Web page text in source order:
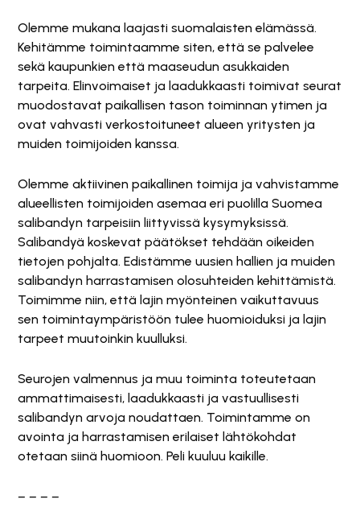
Olemme mukana laajasti suomalaisten elämässä.
Kehitämme toimintaamme siten, että se palvelee
sekä kaupunkien että maaseudun asukkaiden
tarpeita. Elinvoimaiset ja laadukkaasti toimivat seurat
muodostavat paikallisen tason toiminnan ytimen ja
ovat vahvasti verkostoituneet alueen yritysten ja
muiden toimijoiden kanssa.
Olemme aktiivinen paikallinen toimija ja vahvistamme
alueellisten toimijoiden asemaa eri puolilla Suomea
salibandyn tarpeisiin liittyvissä kysymyksissä.
Salibandyä koskevat päätökset tehdään oikeiden
tietojen pohjalta. Edistämme uusien hallien ja muiden
salibandyn harrastamisen olosuhteiden kehittämistä.
Toimimme niin, että lajin myönteinen vaikuttavuus
sen toimintaympäristöön tulee huomioiduksi ja lajin
tarpeet muutoinkin kuulluksi.
Seurojen valmennus ja muu toiminta toteutetaan
ammattimaisesti, laadukkaasti ja vastuullisesti
salibandyn arvoja noudattaen. Toimintamme on
avointa ja harrastamisen erilaiset lähtökohdat
otetaan siinä huomioon. Peli kuuluu kaikille.
– – – –